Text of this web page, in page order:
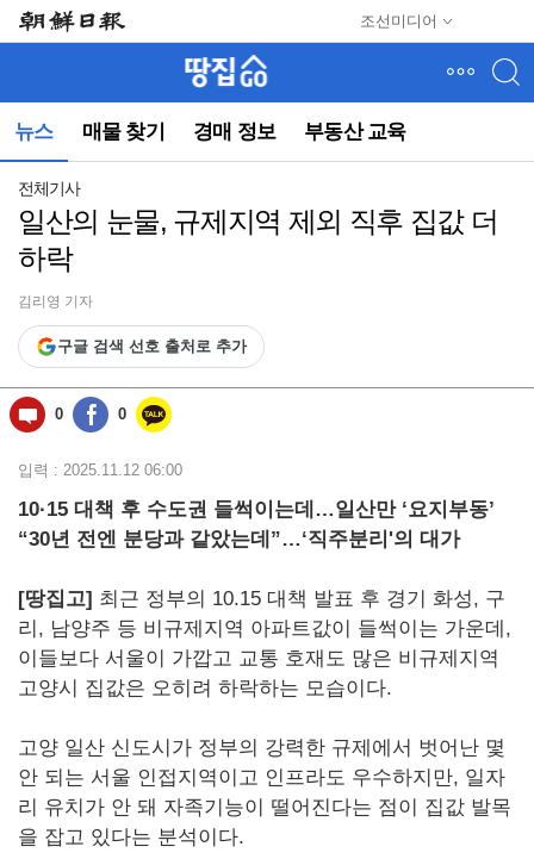
조선미디어
뉴스 매물 찾기 경매 정보 부동산 교육
뉴
(컨
동)
전체기사
일산의 눈물, 규제지역 제외 직후 집값 더
하락
김리영 기자
구글 검색 선호 출처로 추가
0 0
입력 : 2025.11.12 06:00
10·15 대책 후 수도권 들썩이는데…일산만 ‘요지부동’
“30년 전엔 분당과 같았는데”…‘직주분리'의 대가
[땅집고] 최근 정부의 10.15 대책 발표 후 경기 화성, 구
리, 남양주 등 비규제지역 아파트값이 들썩이는 가운데,
이들보다 서울이 가깝고 교통 호재도 많은 비규제지역
고양시 집값은 오히려 하락하는 모습이다.
고양 일산 신도시가 정부의 강력한 규제에서 벗어난 몇
안 되는 서울 인접지역이고 인프라도 우수하지만, 일자
리 유치가 안 돼 자족기능이 떨어진다는 점이 집값 발목
을 잡고 있다는 분석이다.